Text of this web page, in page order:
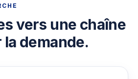
vers une chaîne
demande.